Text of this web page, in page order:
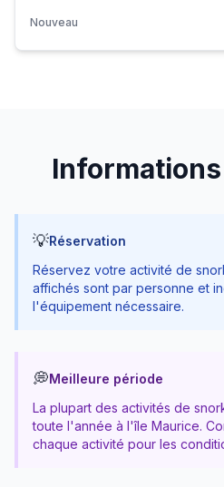
Nouveau
💡Réservation
Réservez votre activité de
affichés sont par personne et
l'équipement nécessaire.
💭Meilleure période
La plupart des activités de
toute l'année à l'île Maurice.
chaque activité pour les